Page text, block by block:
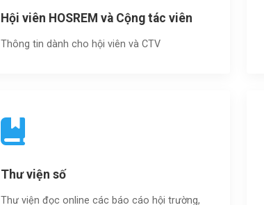
Hội viên HOSREM và Cộng tác viên
Thông tin dành cho hội viên và CTV
Thư viện số
Thư viện đọc online các báo cáo hội trường,